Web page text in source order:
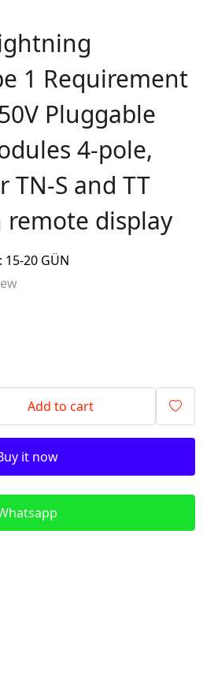
1 Requirement
Pluggable
4-pole,
TN-S and TT
remote display
15-20 GÜN
Add to cart
it now